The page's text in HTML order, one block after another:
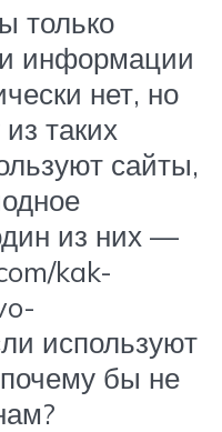
только
информации
нет, но
таких
сайты,
из них —
kak-
используют
бы не